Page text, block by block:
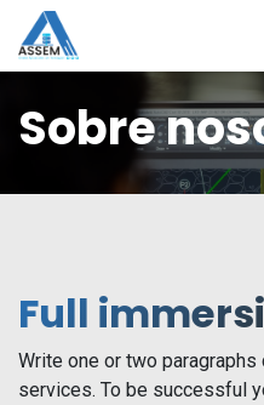
Sobre
Full
Write one or two
services. To be successful